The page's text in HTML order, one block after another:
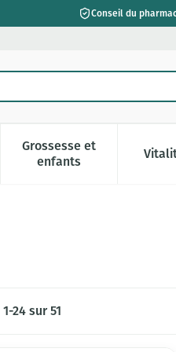
Conseil du
Beauté, soins et
menu pour la catégorie
Grossesse et
enfantsAfficher le sous-
1-24 sur51